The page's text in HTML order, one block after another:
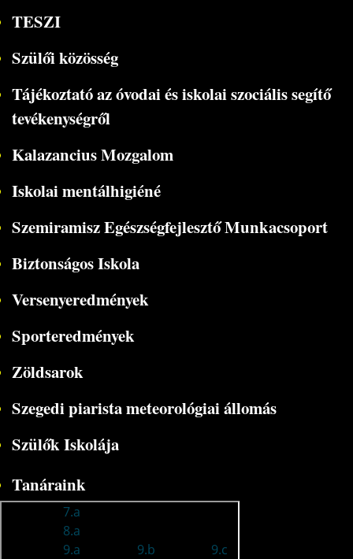
TESZI
Szülői közösség
Tájékoztató az óvodai és iskolai szociális segítő
tevékenységről
Kalazancius Mozgalom
Iskolai mentálhigiéné
Szemiramisz Egészségfejlesztő Munkacsoport
Biztonságos Iskola
Versenyeredmények
Sporteredmények
Zöldsarok
Szegedi piarista meteorológiai állomás
Szülők Iskolája
Tanáraink